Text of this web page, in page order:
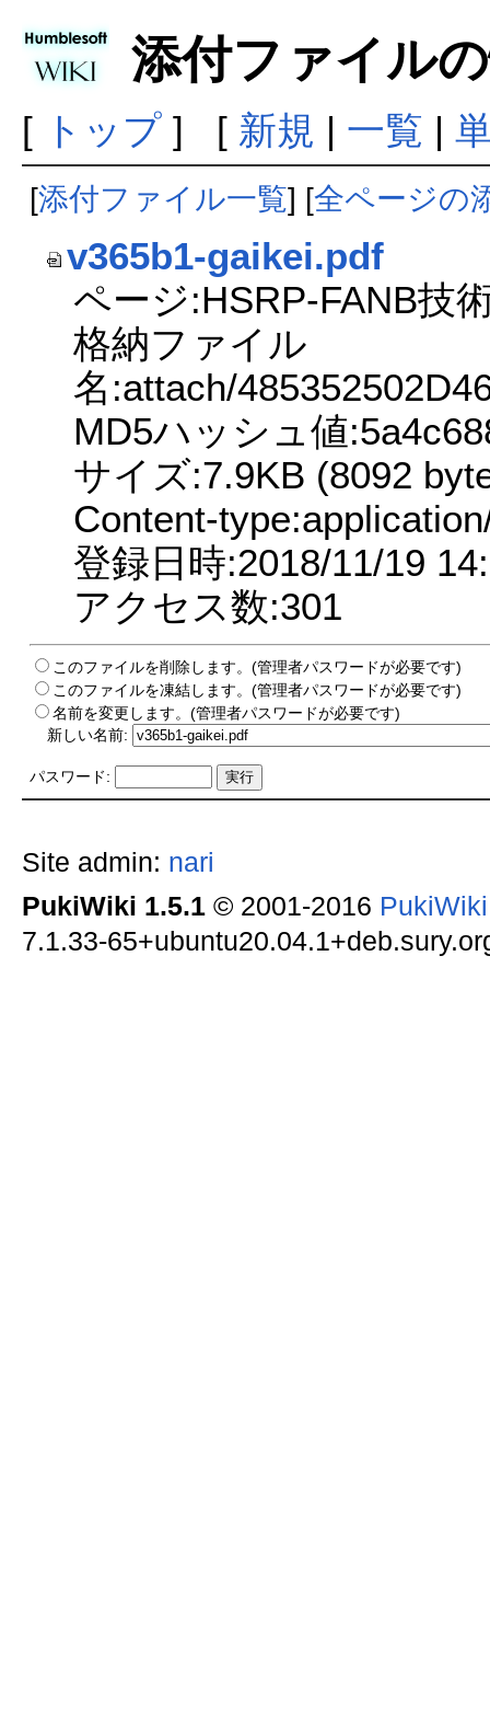
添付ファイル
[ トップ] [ 新規 | 一覧 |
[添付ファイル一覧] [全ページの
v365b1-gaikei.pdf
ページ:HSRP-FANB技
格納ファイル
名:attach/
MD5ハッシュ値
サイズ:7.9KB (8092
Content-
登録日時:2018/11/19
アクセス数:301
このファイルを削除します。(管理者パスワードが必要です)
このファイルを凍結します。(管理者パスワードが必要です)
名前を変更します。(管理者パスワードが必要です)
新しい名前:
パスワード:
Site admin: nari
PukiWiki 1.5.1© 2001-2016
7.1.33-